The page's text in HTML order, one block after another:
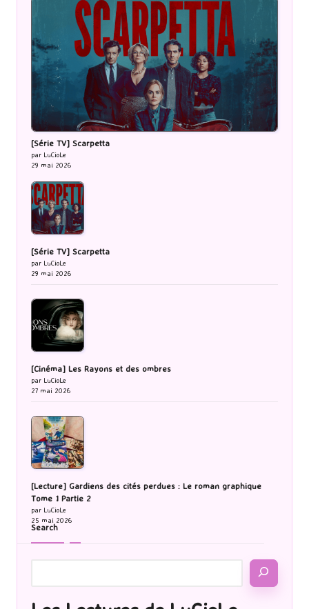
[Série TV] Scarpetta
par LuCioLe
29 mai 2026
[Série TV] Scarpetta
par LuCioLe
29 mai 2026
[Cinéma] Les Rayons et des ombres
par LuCioLe
27 mai 2026
[Lecture] Gardiens des cités perdues : Le roman graphique
Tome 1 Partie 2
par LuCioLe
25 mai 2026
Search